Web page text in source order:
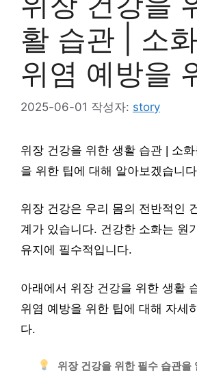
활 습관 | 소
위염 예방을
2025-06-01 작성자: story
위장 건강을 위한 생활 습관 | 소
을 위한 팁에 대해 알아보겠습니
위장 건강은 우리 몸의 전반적인
계가 있습니다. 건강한 소화는 원
유지에 필수적입니다.
아래에서 위장 건강을 위한 생활
위염 예방을 위한 팁에 대해 자세
다.
위장 건강을 위한 필수 습관을